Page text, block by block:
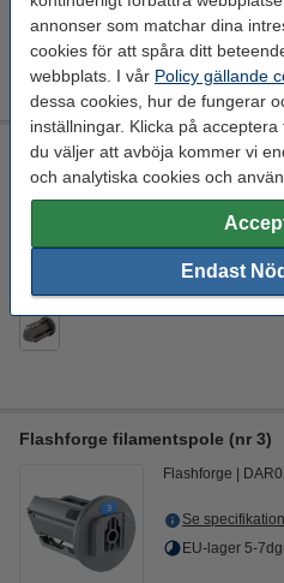
annonser som matchar dina
cookies för att spåra ditt
webbplats. I vår Policy gällande
dessa cookies, hur de fungerar
inställningar. Klicka på
du väljer att avböja kommer vi
och analytiska cookies och
Endast
90 kr
Flashforge filamentspole (nr 2)
Flashforge
Se
EU-lager 5-
Flashforge filamentspole (nr 3)
Flashforge
Se
EU-lager 5-